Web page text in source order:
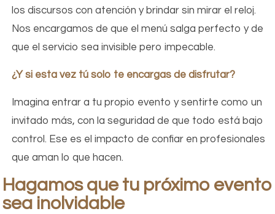
los discursos con atención y brindar sin mirar el reloj.
Nos encargamos de que el menú salga perfecto y de
que el servicio sea invisible pero impecable.
¿Y si esta vez tú solo te encargas de disfrutar?
Imagina entrar a tu propio evento y sentirte como un
invitado más, con la seguridad de que todo está bajo
control. Ese es el impacto de confiar en profesionales
que aman lo que hacen.
Hagamos que tu próximo evento
sea inolvidable